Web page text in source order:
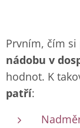
Prvním, čím si
nádobu v
hodnot. K
patří: